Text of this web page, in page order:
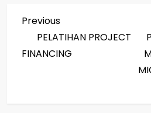
P
o
Previous
Post
Previous
PELATIHAN PROJECT
FINANCING